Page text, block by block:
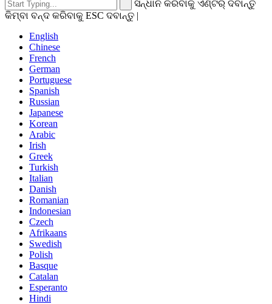
ସନ୍ଧାନ କରିବାକୁ ଏଣ୍ଟର୍ ଦବାନ୍ତୁ
କିମ୍ବା ବନ୍ଦ କରିବାକୁ ESC ଦବାନ୍ତୁ |
English
Chinese
French
German
Portuguese
Spanish
Russian
Japanese
Korean
Arabic
Irish
Greek
Turkish
Italian
Danish
Romanian
Indonesian
Czech
Afrikaans
Swedish
Polish
Basque
Catalan
Esperanto
Hindi